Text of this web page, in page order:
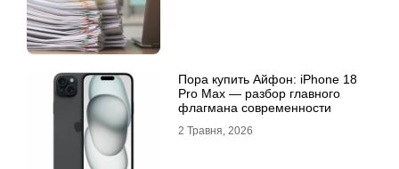
Пора купить Айфон: iPhone 18
Pro Max — разбор главного
флагмана современности
2 Травня, 2026